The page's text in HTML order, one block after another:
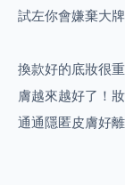
試左你會嫌棄大
換款好的底妝很
膚越來越好了！
通通隱匿皮膚好